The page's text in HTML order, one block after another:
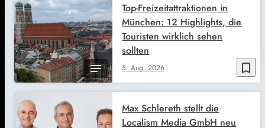
bookmark_border
5. Aug. 2026
Top-Freizeitattraktionen in
München: 12 Highlights, die
Touristen wirklich sehen
sollten
Max Schlereth stellt die
Localism Media GmbH neu